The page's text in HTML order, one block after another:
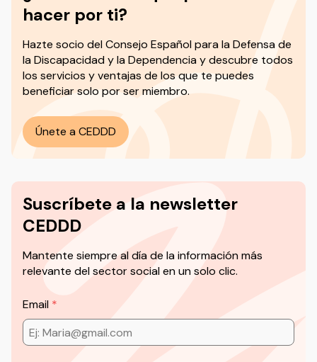
hacer por ti?
Hazte socio delConsejo Español para la Defensa de
la Discapacidad y la Dependencia y descubre todos
los servicios y ventajas de los que te puedes
beneficiar solo por ser miembro.
Únete a CEDDD
Suscríbete a la newsletter
CEDDD
Mantente siempre al día de la información más
relevante del sector social en un solo clic.
Email